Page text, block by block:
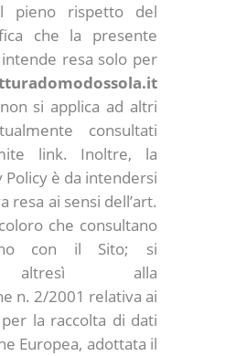
pieno rispetto del
che la presente
resa solo per
si applica ad altri
consultati
link. Inoltre, la
è da intendersi
resa ai sensi dell’art.
che consultano
con il Sito; si
altresì alla
n. 2/2001 relativa ai
la raccolta di dati
Europea, adottata il